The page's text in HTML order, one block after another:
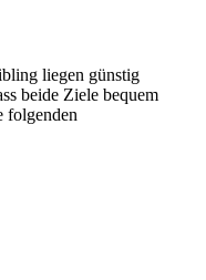
liegen günstig
beide Ziele bequem
folgenden